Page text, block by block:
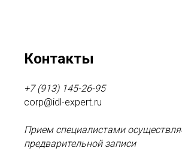
Контакты
+7 (913) 145-26-95
corp@idl-expert.ru
Прием специалистами
предварительной записи